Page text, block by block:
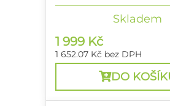
20 V IXES aku úhlová
baterie + nabíječka 2,4 A
Skladem
1 999 Kč
1 652.07 Kč bez DPH
DO